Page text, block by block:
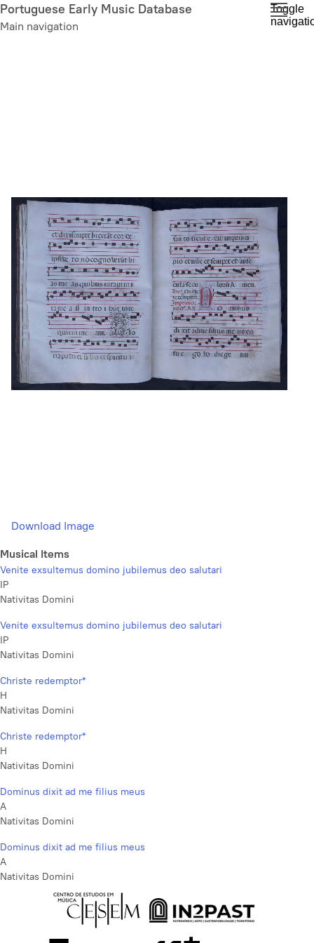
Skip
to
Portuguese Early Music Database
Main navigation
Toggle
Download Image
Musical Items
Venite exsultemus domino jubilemus deo salutari
IP
Nativitas Domini
Venite exsultemus domino jubilemus deo salutari
IP
Nativitas Domini
Christe redemptor*
H
Nativitas Domini
Christe redemptor*
H
Nativitas Domini
Dominus dixit ad me filius meus
A
Nativitas Domini
Dominus dixit ad me filius meus
A
Nativitas Domini